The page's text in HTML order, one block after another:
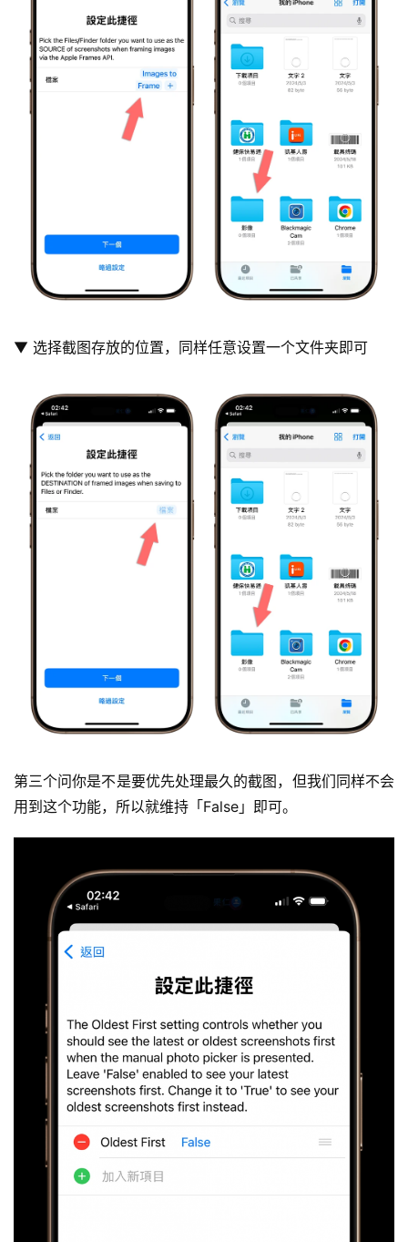
▼ 选择截图存放的位置，同样任意设置一个文件夹即可
第三个问你是不是要优先处理最久的截图，但我们同样不会
用到这个功能，所以就维持「False」即可。